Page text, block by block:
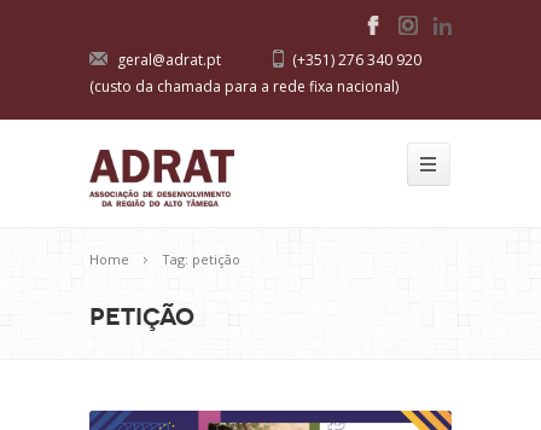
geral@adrat.pt
(+351) 276 340 920
(custo da chamada para a rede fixa nacional)
Home Tag: petição
petição